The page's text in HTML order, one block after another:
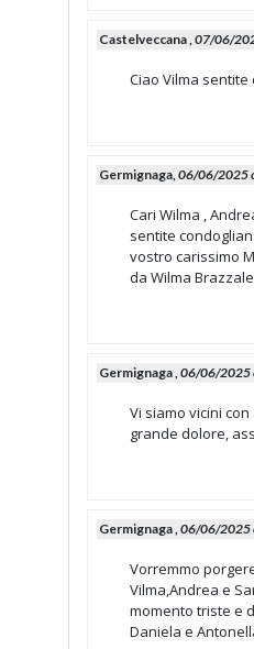
Castelveccana ,07/06/
Ciao Vilma
Germignaga,06/06/2025
Cari Wilma ,
sentite
vostro carissimo
da Wilma
Germignaga ,06/06/2025
Vi siamo vicini
grande dolore,
Germignaga ,06/06/2025
Vorremmo
Vilma,Andrea e
momento triste e
Daniela e